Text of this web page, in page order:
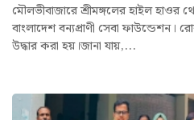
মৌলভীবাজারে শ্রীমঙ্গলের হাইল
বাংলাদেশ বন্যপ্রাণী সেবা
উদ্ধার করা হয়।জানা যায়,...